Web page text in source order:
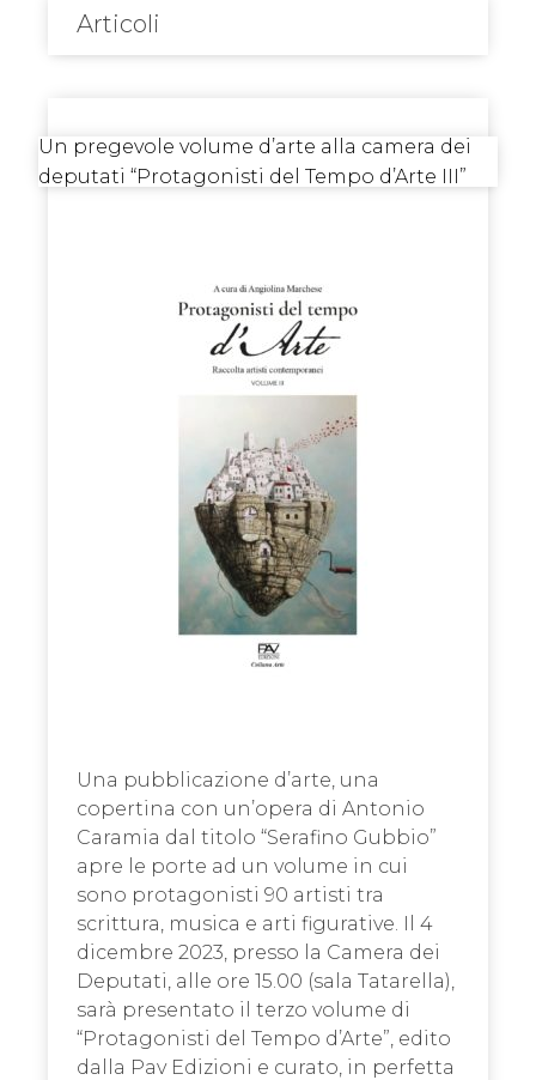
Articoli
Un pregevole volume d’arte alla camera dei
deputati “Protagonisti del Tempo d’Arte III”
Una pubblicazione d’arte, una
copertina con un’opera di Antonio
Caramia dal titolo “Serafino Gubbio”
apre le porte ad un volume in cui
sono protagonisti 90 artisti tra
scrittura, musica e arti figurative. Il 4
dicembre 2023, presso la Camera dei
Deputati, alle ore 15.00 (sala Tatarella),
sarà presentato il terzo volume di
“Protagonisti del Tempo d’Arte”, edito
dalla Pav Edizioni e curato, in perfetta